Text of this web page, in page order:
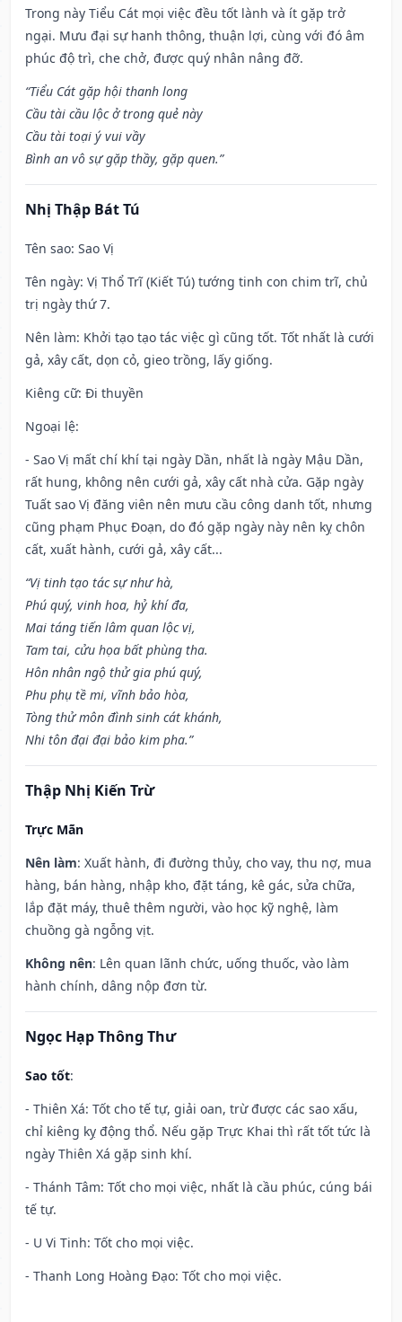
Trong này Tiểu Cát mọi việc đều tốt lành và ít gặp trở
ngại. Mưu đại sự hanh thông, thuận lợi, cùng với đó âm
phúc độ trì, che chở, được quý nhân nâng đỡ.
“Tiểu Cát gặp hội thanh long
Cầu tài cầu lộc ở trong quẻ này
Cầu tài toại ý vui vầy
Bình an vô sự gặp thầy, gặp quen.”
Nhị Thập Bát Tú
Tên sao: Sao Vị
Tên ngày: Vị Thổ Trĩ (Kiết Tú) tướng tinh con chim trĩ, chủ
trị ngày thứ 7.
Nên làm: Khởi tạo tạo tác việc gì cũng tốt. Tốt nhất là cưới
gả, xây cất, dọn cỏ, gieo trồng, lấy giống.
Kiêng cữ: Đi thuyền
Ngoại lệ:
- Sao Vị mất chí khí tại ngày Dần, nhất là ngày Mậu Dần,
rất hung, không nên cưới gả, xây cất nhà cửa. Gặp ngày
Tuất sao Vị đăng viên nên mưu cầu công danh tốt, nhưng
cũng phạm Phục Đoạn, do đó gặp ngày này nên kỵ chôn
cất, xuất hành, cưới gả, xây cất...
“Vị tinh tạo tác sự như hà,
Phú quý, vinh hoa, hỷ khí đa,
Mai táng tiến lâm quan lộc vị,
Tam tai, cửu họa bất phùng tha.
Hôn nhân ngộ thử gia phú quý,
Phu phụ tề mi, vĩnh bảo hòa,
Tòng thử môn đình sinh cát khánh,
Nhi tôn đại đại bảo kim pha.”
Thập Nhị Kiến Trừ
Trực Mãn
Nên làm: Xuất hành, đi đường thủy, cho vay, thu nợ, mua
hàng, bán hàng, nhập kho, đặt táng, kê gác, sửa chữa,
lắp đặt máy, thuê thêm người, vào học kỹ nghệ, làm
chuồng gà ngỗng vịt.
Không nên: Lên quan lãnh chức, uống thuốc, vào làm
hành chính, dâng nộp đơn từ.
Ngọc Hạp Thông Thư
Sao tốt:
- Thiên Xá: Tốt cho tế tự, giải oan, trừ được các sao xấu,
chỉ kiêng kỵ động thổ. Nếu gặp Trực Khai thì rất tốt tức là
ngày Thiên Xá gặp sinh khí.
- Thánh Tâm: Tốt cho mọi việc, nhất là cầu phúc, cúng bái
tế tự.
- U Vi Tinh: Tốt cho mọi việc.
- Thanh Long Hoàng Đạo: Tốt cho mọi việc.